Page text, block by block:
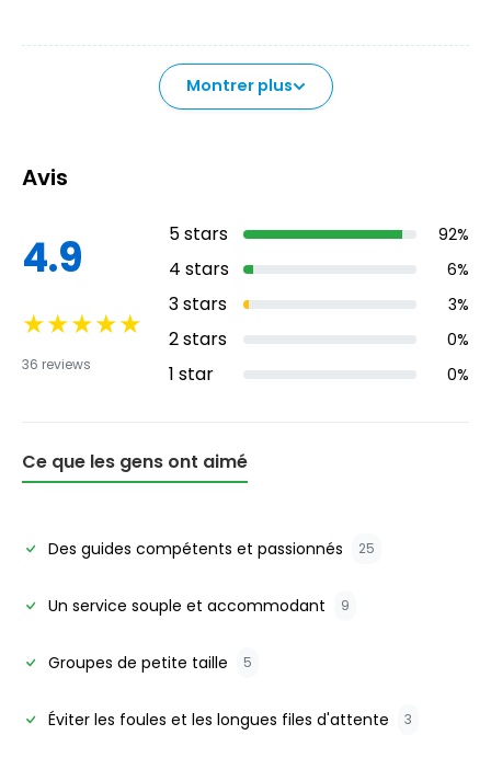
Montrer plus
Avis
4.9
★★★★★
36 reviews
5stars 92%
4 stars 6%
3stars 3%
2stars 0%
1 star 0%
Ce que les gens ont aimé
Des guides compétents et passionnés 25
Un service souple et accommodant 9
Groupes de petite taille 5
Éviter les foules et les longues files d'attente 3